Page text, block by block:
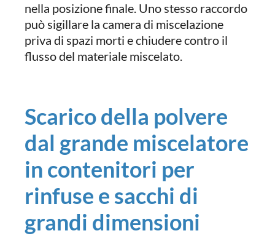
nella posizione finale. Uno stesso raccordo
può sigillare la camera di miscelazione
priva di spazi morti e chiudere contro il
flusso del materiale miscelato.
Scarico della polvere
dal grande miscelatore
in contenitori per
rinfuse e sacchi di
grandi dimensioni